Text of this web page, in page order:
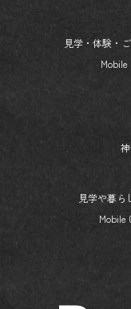
見学・体験・
Mobile
見学や暮ら
Mobile